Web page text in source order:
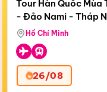
Bay Sun Phuquoc
Tour Hàn Quốc
- Đảo Nami - Tháp
Airways)
Hồ Chí Minh
26/08